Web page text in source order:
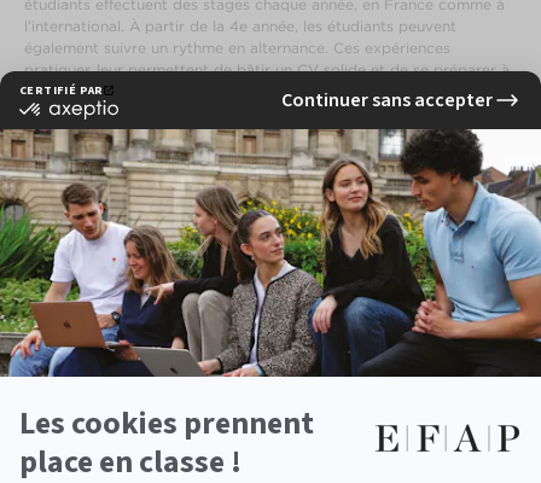
étudiants effectuent des stages chaque année, en France comme à
l’international. À partir de la 4e année, les étudiants peuvent
également suivre un rythme en alternance. Ces expériences
pratiques leur permettent de bâtir un CV solide et de se préparer à
une insertion rapide sur le marché du travail.
Ally Potel, diplômée EFAP Paris (promotion 2014) est aujourd’hui
entrepreneuse à Vancouver. Elle a fondé Flyberry Events en 2020 :
« J’aide de jeunes créateurs de mode et des artistes à avoir une plus
grande place dans la culture à Vancouver via la création de
partenariats avec des galeries d’art et des lieux pour promouvoir ces
nouveaux talents. Les projets pour Flyberry Events sont nombreux ;
nous travaillons à développer nos ateliers, des événements, ainsi qu’un
festival. »
Un exemple inspirant qui témoigne de l’ouverture internationale et
des opportunités qu’offre laformation en événementiel à Parisde
EN CE MOMENT À L'EFAP